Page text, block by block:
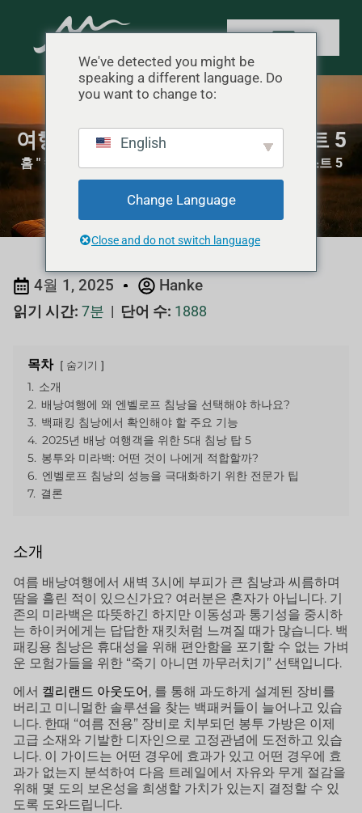
여행자를 위한 배낭용 침낭 베스트 5
홈" 캠핑 장비 리뷰 여행자를 위한 배낭용 침낭 베스트 5
4월 1, 2025 Hanke
읽기 시간: 7분 | 단어 수: 1888
목차 숨기기
1. 소개
2. 배낭여행에 왜 엔벨로프 침낭을 선택해야 하나요?
3. 백패킹 침낭에서 확인해야 할 주요 기능
4. 2025년 배낭 여행객을 위한 5대 침낭 탑 5
5. 봉투와 미라백: 어떤 것이 나에게 적합할까?
6. 엔벨로프 침낭의 성능을 극대화하기 위한 전문가 팁
7. 결론
소개
여름 배낭여행에서 새벽 3시에 부피가 큰 침낭과 씨름하며
땀을 흘린 적이 있으신가요? 여러분은 혼자가 아닙니다. 기
존의 미라백은 따뜻하긴 하지만 이동성과 통기성을 중시하
는 하이커에게는 답답한 재킷처럼 느껴질 때가 많습니다. 백
패킹용 침낭은 휴대성을 위해 편안함을 포기할 수 없는 가벼
운 모험가들을 위한 “죽기 아니면 까무러치기” 선택입니다.
에서 켈리랜드 아웃도어, 를 통해 과도하게 설계된 장비를
버리고 미니멀한 솔루션을 찾는 백패커들이 늘어나고 있습
니다. 한때 “여름 전용” 장비로 치부되던 봉투 가방은 이제
고급 소재와 기발한 디자인으로 고정관념에 도전하고 있습
니다. 이 가이드는 어떤 경우에 효과가 있고 어떤 경우에 효
과가 없는지 분석하여 다음 트레일에서 자유와 무게 절감을
위해 몇 도의 보온성을 희생할 가치가 있는지 결정할 수 있
도록 도와드립니다.
We've detected you might be
speaking a different language. Do
you want to change to:
English
Change Language
Close and do not switch language